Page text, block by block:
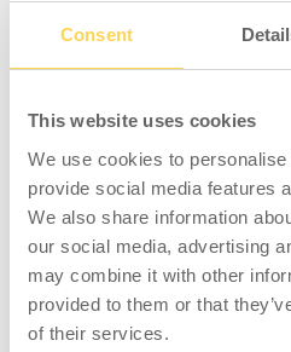
Consent
This website uses cookies
We use cookies to
provide social media features
We also share information
our social media, advertising
may combine it with other
provided to them or that
of their services.
(340x100x42 mm),
hocheffizienten SMPS-
Sonderfunktionen wie
individuelle
können 1-2
werden. Die
Bluetooth-Steuerung
Spezifikation: